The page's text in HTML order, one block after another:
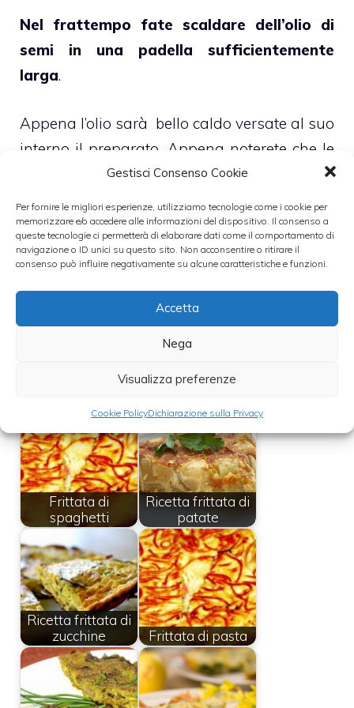
Gestisci Consenso Cookie
Per fornire le migliori esperienze, utilizziamo tecnologie come i cookie per
memorizzare e/o accedere alle informazioni del dispositivo. Il consenso a
queste tecnologie ci permetterà di elaborare dati come il comportamento di
navigazione o ID unici su questo sito. Non acconsentire o ritirare il
consenso può influire negativamente su alcune caratteristiche e funzioni.
Accetta
Nega
Visualizza preferenze
Cookie PolicyDichiarazione sulla Privacy
Nel frattempo fate scaldare dell’olio di
semi in una padella sufficientemente
larga.
Appena l’olio sarà bello caldo versate al suo
interno il preparato. Appena noterete che le
uova cominciano a diventare dure girate la
frittata sottosopra stando però attenti a non
romperla.
Appena la frittata sarà pronta tagliatela a
spicchi e mettetela calda nei piatti. La frittata
può essere mangiata accompagnata con
Frittata di
spaghetti
Ricetta frittata di
patate
Ricetta frittata di
zucchine
Frittata di pasta